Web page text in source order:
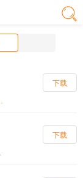
下载
下载